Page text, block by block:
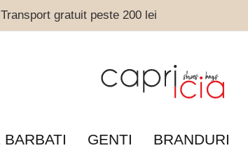
gratuit peste 200 lei
BARBATI GENTI BRANDURI